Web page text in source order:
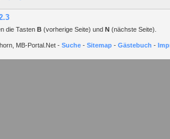
die Tasten B (vorherige Seite) und N (nächste Seite).
MB-Portal.Net - Suche - Sitemap - Gästebuch -